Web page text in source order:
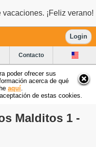
¡Feliz verano!
Login
Contacto
poder ofrecer sus
acerca de qué
aquí
de estas cookies.
Malditos 1 -